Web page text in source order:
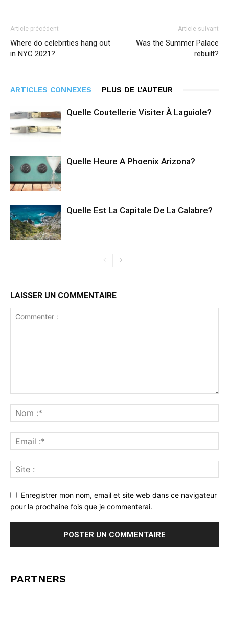
Article précédent
Where do celebrities hang out
in NYC 2021?
Article suivant
Was the Summer Palace
rebuilt?
ARTICLES CONNEXES PLUS DE L'AUTEUR
Quelle Coutellerie Visiter À Laguiole?
Quelle Heure A Phoenix Arizona?
Quelle Est La Capitale De La Calabre?
LAISSER UN COMMENTAIRE
Enregistrer mon nom, email et site web dans ce navigateur
pour la prochaine fois que je commenterai.
PARTNERS